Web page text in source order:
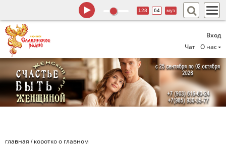
Вход
Чат
О нас
128 64 муз
главная / коротко о главном